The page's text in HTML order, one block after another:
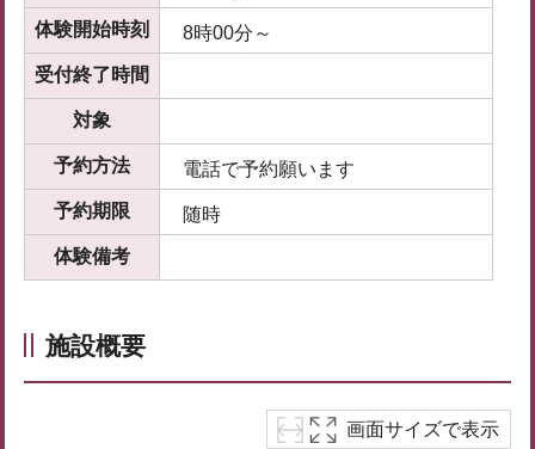
体験開始時刻 8時00分～
受付終了時間
対象
予約方法 電話で予約願います
予約期限 随時
体験備考
施設概要
画面サイズで表示